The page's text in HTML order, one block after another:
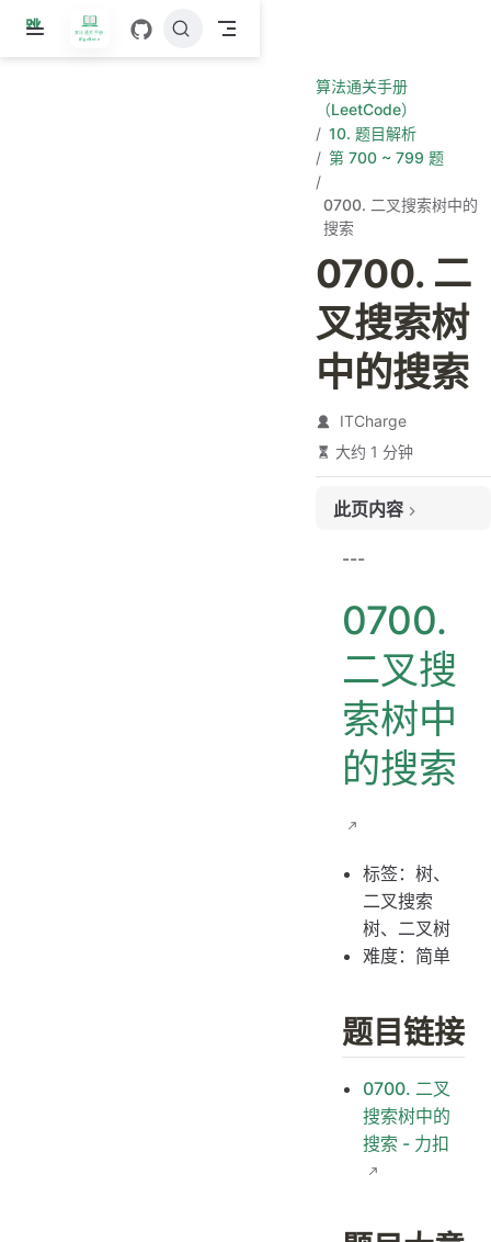
跳
算法通关手册
（LeetCode）
10. 题目解析
第 700 ~ 799 题
0700. 二叉搜索树中的
搜索
0700. 二
叉搜索树
中的搜索
ITCharge
大约 1 分钟
此页内容
解题思路
思路 1：递归
思路 1：代码
思路 1：复杂度分析
---
0700.
二叉搜
索树中
的搜索
标签：树、
二叉搜索
树、二叉树
难度：简单
题目链接
0700. 二叉
搜索树中的
搜索 - 力扣